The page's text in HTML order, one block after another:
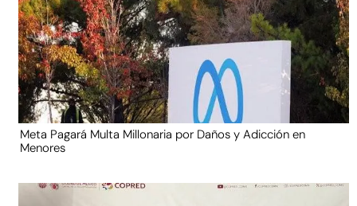
Meta Pagará Multa Millonaria por Daños y Adicción en
Menores